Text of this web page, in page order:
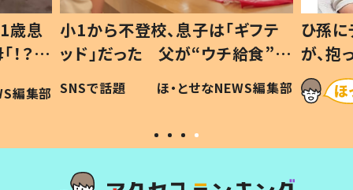
歳息
？」
編集部
小1から不登校、息子は「ギフテ
ッド」だった 父が“ウチ給食”を
作り続ける理由とは #令和の親
#令和の子
SNSで話題 ほ・とせなNEWS編集部
ひ孫
が、
「涙が
い」